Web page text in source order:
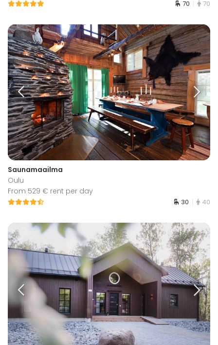
70 70
Saunamaailma
Oulu
From 529 € rent per day
30 40